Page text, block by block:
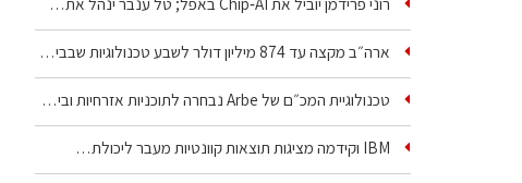
ארה״ב מקצה עד 874 מיליון דולר לשבע טכנולוגיות שבבים…
טכנולוגיית המכ״ם של Arbe נבחרה לתוכניות אזרחיות וביטחוניות
IBM וקידמה מציגות תוצאות קוונטיות מעבר ליכולת…